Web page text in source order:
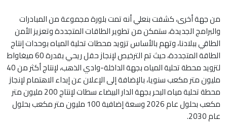
من جهة أخرى، كشفت بنعلي أنه تمت بلورة مجموعة من المبادرات
والبرامج الجديدة، ستمكن من تطوير الطاقات المتجددة وتعزيز الأمن
الطاقي ببلادنا، وتهم بالأساس تزويد محطات تحلية المياه بوحدات إنتاج
الطاقة المتجددة، حيث تم الترخيص لإنجاز حقل ريحي بقدرة 60 ميغاواط
لتزويد محطة تحلية المياه بجهة الداخلة-وادي الذهب، لإنتاج أكثر من 40
مليون متر مكعب سنويا، بالإضافة إلى الإعلان عن إبداء الاهتمام لإنجاز
محطة تحلية مياه البحر بجهة الدار البيضاء سطات لإنتاج 200 مليون متر
مكعب بحلول عام 2026 وسعة إضافية 100 مليون متر مكعب بحلول
عام 2030.